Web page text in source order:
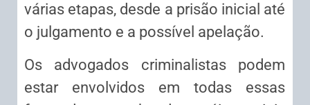
várias etapas, desde a prisão inicial até
o julgamento e a possível apelação.
Os advogados criminalistas podem
estar envolvidos em todas essas